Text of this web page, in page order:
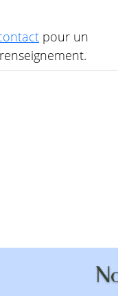
anti-robot
pour un
renseignement.